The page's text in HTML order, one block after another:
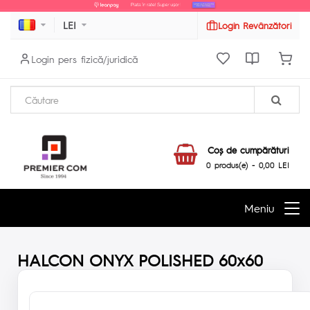
LEI Login Revânzători
Login pers fizică/juridică
Coş de cumpărături
0 produs(e) - 0,00 LEI
Meniu
HALCON ONYX POLISHED 60x60